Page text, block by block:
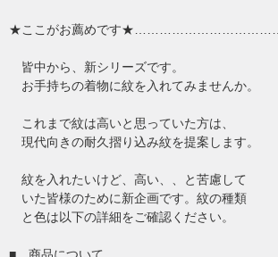
★ここがお薦めです★………………………………
皆中から、新シリーズです。
お手持ちの着物に紋を入れてみませんか。
これまで紋は高いと思っていた方は、
現代向きの耐久摺り込み紋を提案します。
紋を入れたいけど、高い、、と苦慮して
いた皆様のために新企画です。紋の種類
と色は以下の詳細をご確認ください。